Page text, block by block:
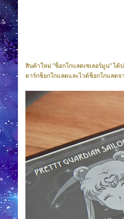
สินค้าใหม่ "ช็อกโกแลตเซเลอร์มูน" ไ
ดาร์กช็อกโกแลตและไวต์ช็อกโกแลตจ